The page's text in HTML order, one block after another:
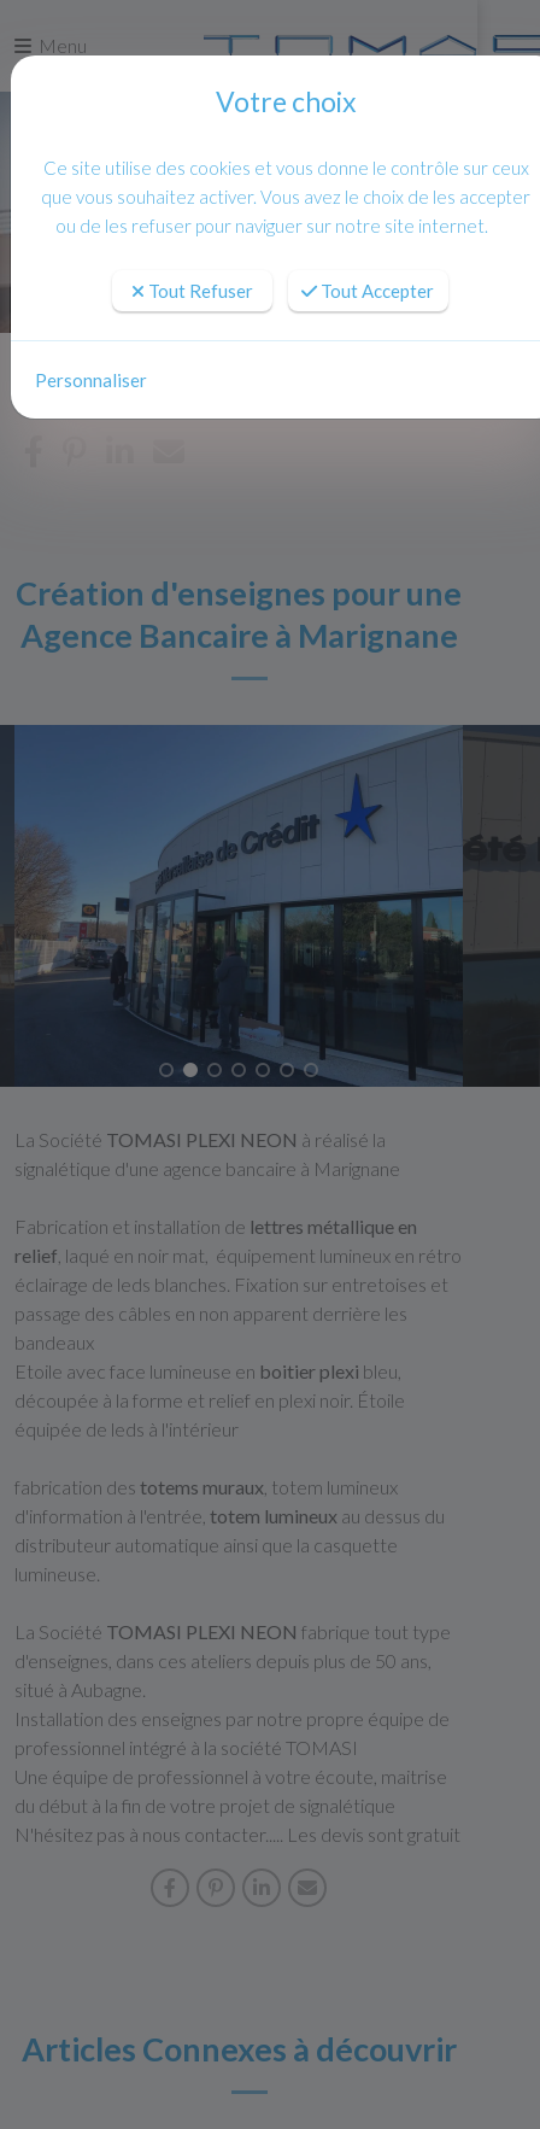
Menu
Création d'enseignes pour une
Agence Bancaire à Marignane
La Société TOMASI PLEXI NEON à réalisé la
signalétique d'une agence bancaire à Marignane
Fabrication et installation de lettres métallique en
relief , laqué en noir mat, équipement lumineux en rétro
éclairage de leds blanches. Fixation sur entretoises et
passage des câbles en non apparent derrière les
bandeaux
Etoile avec face lumineuse en boitier plexi bleu,
découpée à la forme et relief en plexi noir. Étoile
équipée de leds à l'intérieur
fabrication des totems muraux , totem lumineux
d'information à l'entrée, totem lumineux au dessus du
distributeur automatique ainsi que la casquette
lumineuse.
La Société TOMASI PLEXI NEON fabrique tout type
d'enseignes, dans ces ateliers depuis plus de 50 ans,
situé à Aubagne.
Installation des enseignes par notre propre équipe de
professionnel intégré à la société TOMASI
Une équipe de professionnel à votre écoute, maitrise
du début à la fin de votre projet de signalétique
N'hésitez pas à nous contacter..... Les devis sont gratuit
Articles Connexes à découvrir
Votre choix
Ce site utilise des cookies et vous donne le contrôle sur ceux
que vous souhaitez activer. Vous avez le choix de les accepter
ou de les refuser pour naviguer sur notre site internet.
Tout Refuser Tout Accepter
Personnaliser